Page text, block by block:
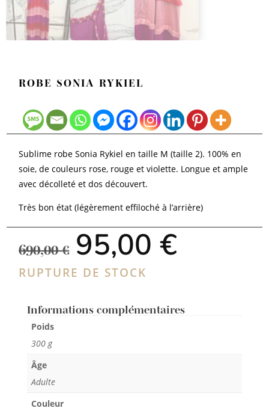
ROBE SONIA RYKIEL
Sublime robe Sonia Rykiel en taille M (taille 2). 100% en
soie, de couleurs rose, rouge et violette. Longue et ample
avec décolleté et dos découvert.
Très bon état (légèrement effiloché à l’arrière)
690,00€
Le
prix
initial
était :
95,00€Le
RUPTURE DE STOCK
Informations complémentaires
Poids
300 g
Âge
Adulte
Couleur